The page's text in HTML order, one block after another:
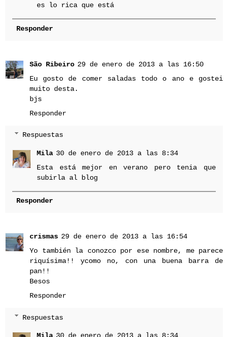
es lo rica que está
Responder
São Ribeiro 29 de enero de 2013 a las 16:50
Eu gosto de comer saladas todo o ano e gostei
muito desta.
bjs
Responder
Respuestas
Mila 30 de enero de 2013 a las 8:34
Esta está mejor en verano pero tenia que
subirla al blog
Responder
crismas 29 de enero de 2013 a las 16:54
Yo también la conozco por ese nombre, me parece
riquísima!! ycomo no, con una buena barra de
pan!!
Besos
Responder
Respuestas